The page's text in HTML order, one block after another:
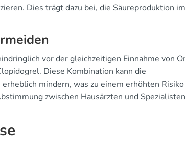
Dies trägt dazu bei, die Säureproduktion
vor der gleichzeitigen Einnahme von
Diese Kombination kann die
mindern, was zu einem erhöhten
zwischen Hausärzten und